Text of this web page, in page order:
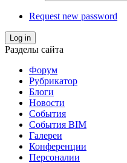
Request new password
Log in
Разделы сайта
Форум
Рубрикатор
Блоги
Новости
События
События BIM
Галереи
Конференции
Персоналии